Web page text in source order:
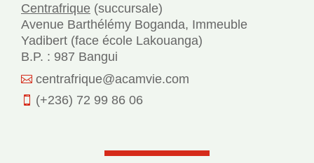
Centrafrique (succursale)
Avenue Barthélémy Boganda, Immeuble
Yadibert (face école Lakouanga)
B.P. : 987 Bangui
 centrafrique@acamvie.com
 (+236) 72 99 86 06